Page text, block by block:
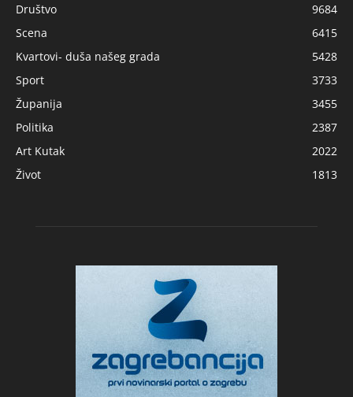
Društvo
9684
Scena
6415
Kvartovi- duša našeg grada
5428
Sport
3733
Županija
3455
Politika
2387
Art Kutak
2022
Život
1813